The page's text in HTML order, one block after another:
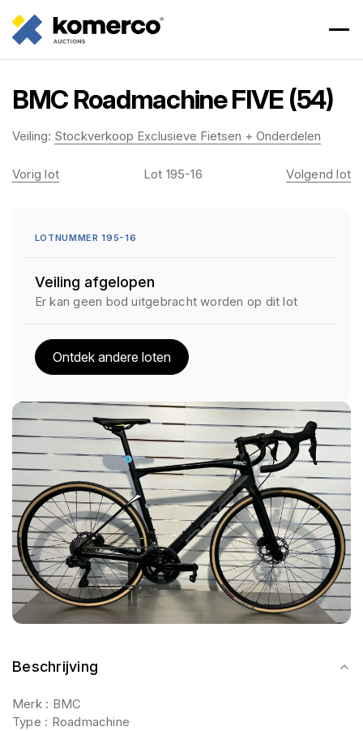
BMC Roadmachine FIVE (54)
Veiling: Stockverkoop Exclusieve Fietsen + Onderdelen
Beschrijving
Merk : BMC
Type : Roadmachine
Vorig lot Lot 195-16 Volgend lot
LOTNUMMER 195-16
Veiling afgelopen
Er kan geen bod uitgebracht worden op dit lot
Ontdek andere loten